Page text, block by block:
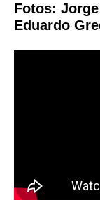
Fotos:
Eduardo